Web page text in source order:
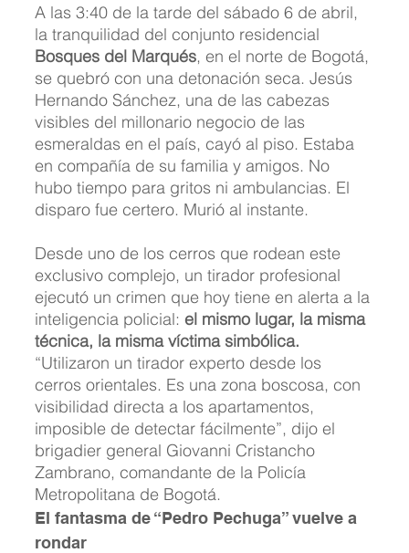
A las 3:40 de la tarde del sábado 6 de abril,
la tranquilidad del conjunto residencial
Bosques del Marqués, en el norte de Bogotá,
se quebró con una detonación seca. Jesús
Hernando Sánchez, una de las cabezas
visibles del millonario negocio de las
esmeraldas en el país, cayó al piso. Estaba
en compañía de su familia y amigos. No
hubo tiempo para gritos ni ambulancias. El
disparo fue certero. Murió al instante.
Desde uno de los cerros que rodean este
exclusivo complejo, un tirador profesional
ejecutó un crimen que hoy tiene en alerta a la
inteligencia policial: el mismo lugar, la misma
técnica, la misma víctima simbólica.
“Utilizaron un tirador experto desde los
cerros orientales. Es una zona boscosa, con
visibilidad directa a los apartamentos,
imposible de detectar fácilmente”, dijo el
brigadier general Giovanni Cristancho
Zambrano, comandante de la Policía
Metropolitana de Bogotá.
El fantasma de “Pedro Pechuga” vuelve a
rondar